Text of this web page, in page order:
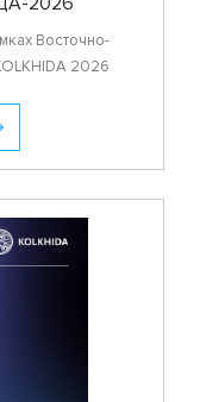
Восточно-
2026